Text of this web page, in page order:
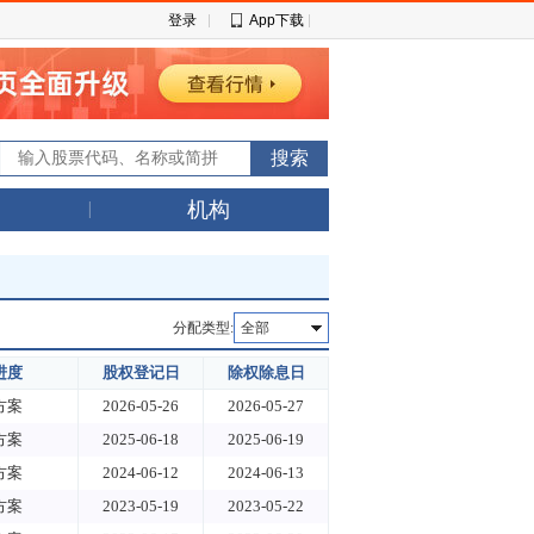
登录 App下载
机构
分配类型: 全部
度 股权登记日
除权除息日
案 2026-05-26
2026-05-27
案 2025-06-18
2025-06-19
案 2024-06-12
2024-06-13
案 2023-05-19
2023-05-22